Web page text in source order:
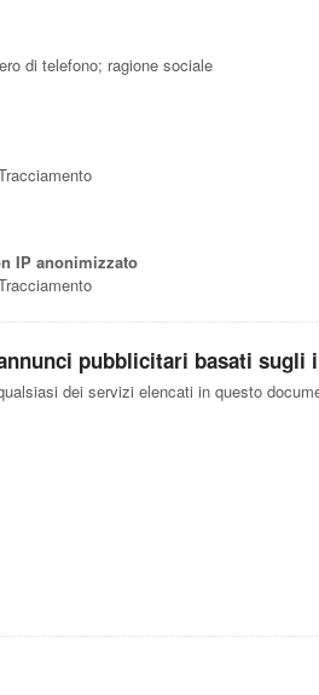
di telefono; ragione sociale
IP anonimizzato
pubblicitari basati sugli
dei servizi elencati in questo